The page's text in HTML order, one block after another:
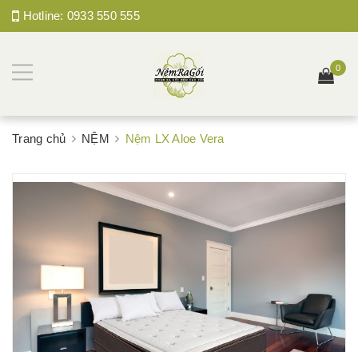
Hotline: 0933 550 555
0
Trang chủ NỆM Nệm LX Aloe Vera